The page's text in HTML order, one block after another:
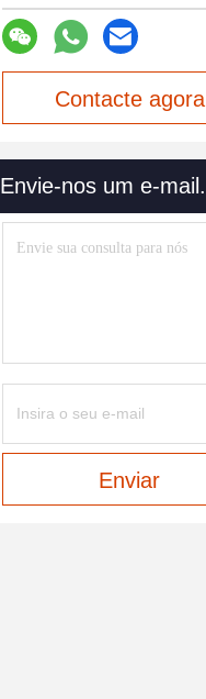
Contacte agora
Envie-nos um e-mail.
Enviar